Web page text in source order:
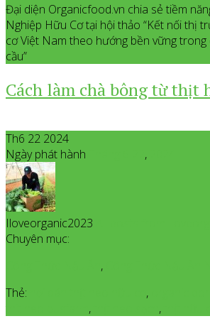
Đại diện Organicfood.vn chia sẻ tiềm
Nghiệp Hữu Cơ tại hội thảo “Kết nối thị
cơ Việt Nam theo hướng bền vững
cầu”
Cách làm chà bông từ thịt
Th6 22 2024
Ngày phát hành
,
Iloveorganic2023
Chuyên mục:
,
Thẻ:
,
, ,